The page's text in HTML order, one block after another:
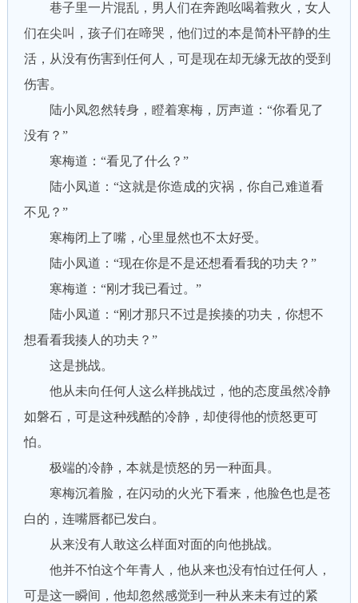
巷子里一片混乱，男人们在奔跑吆喝着救火，女人
们在尖叫，孩子们在啼哭，他们过的本是简朴平静的生
活，从没有伤害到任何人，可是现在却无缘无故的受到
伤害。
陆小凤忽然转身，瞪着寒梅，厉声道：“你看见了
没有？”
寒梅道：“看见了什么？”
陆小凤道：“这就是你造成的灾祸，你自己难道看
不见？”
寒梅闭上了嘴，心里显然也不太好受。
陆小凤道：“现在你是不是还想看看我的功夫？”
寒梅道：“刚才我已看过。”
陆小凤道：“刚才那只不过是挨揍的功夫，你想不
想看看我揍人的功夫？”
这是挑战。
他从未向任何人这么样挑战过，他的态度虽然冷静
如磐石，可是这种残酷的冷静，却使得他的愤怒更可
怕。
极端的冷静，本就是愤怒的另一种面具。
寒梅沉着脸，在闪动的火光下看来，他脸色也是苍
白的，连嘴唇都已发白。
从来没有人敢这么样面对面的向他挑战。
他并不怕这个年青人，他从来也没有怕过任何人，
可是这一瞬间，他却忽然感觉到一种从来未有过的紧